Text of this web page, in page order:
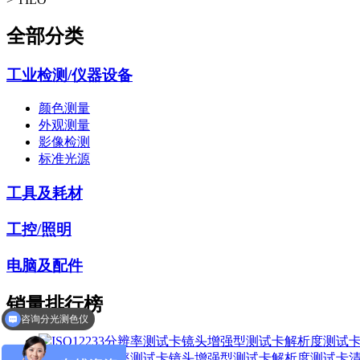
全部分类
工业检测/仪器设备
颜色测量
外观测量
影像检测
标准光源
工具及耗材
工控/照明
电脑及配件
销量排行榜
咨询分光测色仪